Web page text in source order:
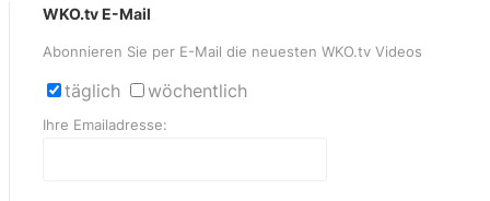
WKO.tv E-Mail
Abonnieren Sie per E-Mail die neuesten WKO.tv Videos
täglich wöchentlich
Ihre Emailadresse: